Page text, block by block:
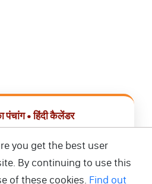
• हिंदी कैलेंडर
ऐप डाउनलोड करें
you get the best user
By continuing to use this
of these cookies. Find out